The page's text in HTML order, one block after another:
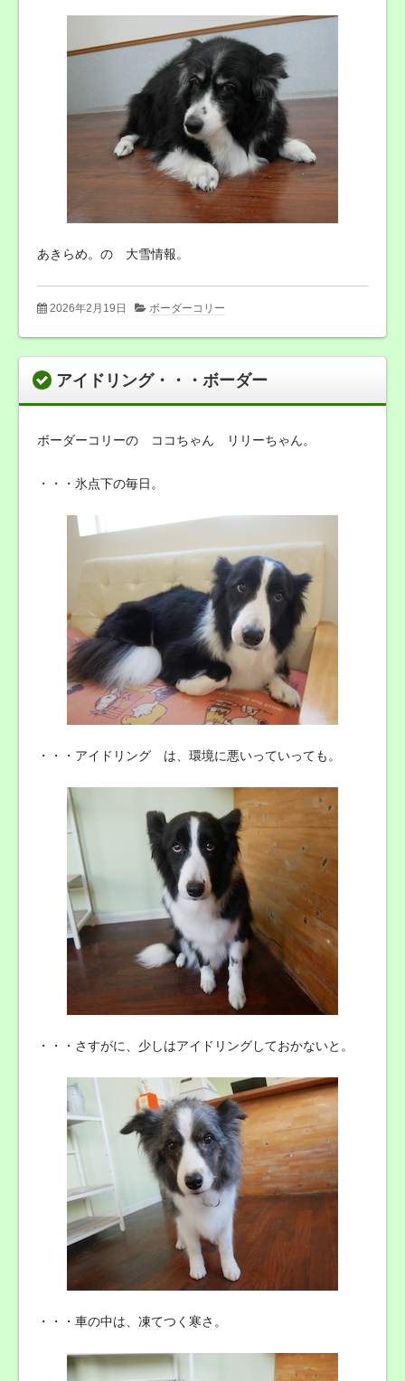
あきらめ。の 大雪情報。
2026年2月19日 ボーダーコリー
アイドリング・・・ボーダー
ボーダーコリーの ココちゃん リリーちゃん。
・・・氷点下の毎日。
・・・アイドリング は、環境に悪いっていっても。
・・・さすがに、少しはアイドリングしておかないと。
・・・車の中は、凍てつく寒さ。